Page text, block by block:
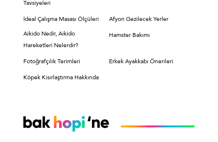
Tavsiyeleri
İdeal Çalışma Masası Ölçüleri
Afyon Gezilecek Yerler
Aikido Nedir, Aikido
Hareketleri Nelerdir?
Hamster Bakımı
Fotoğrafçılık Terimleri Erkek Ayakkabı Önerileri
Köpek Kısırlaştırma Hakkında